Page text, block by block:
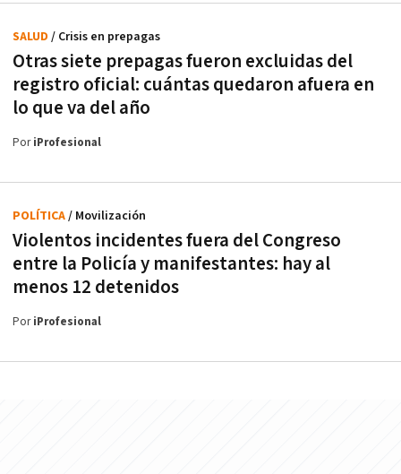
Otras siete prepagas fueron excluidas del
registro oficial: cuántas quedaron afuera en
lo que va del año
SALUD / Crisis en prepagas
PoriProfesional
Violentos incidentes fuera del Congreso
entre la Policía y manifestantes: hay al
menos 12 detenidos
POLÍTICA/ Movilización
PoriProfesional